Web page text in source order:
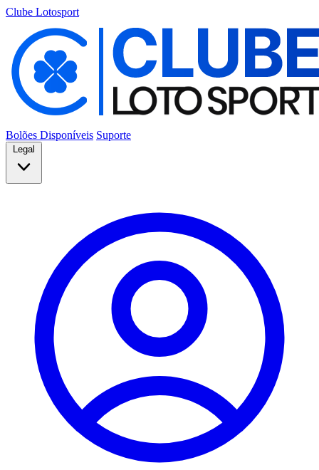
Clube Lotosport
Bolões Disponíveis Suporte
Legal